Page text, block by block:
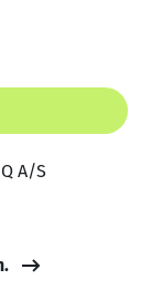
A/S